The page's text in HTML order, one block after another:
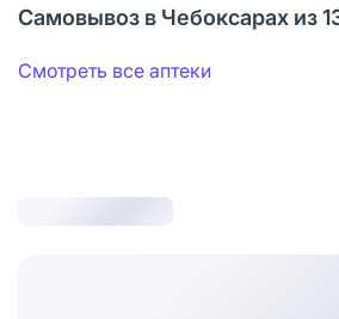
Самовывоз в Чебоксарах из
Смотреть все аптеки